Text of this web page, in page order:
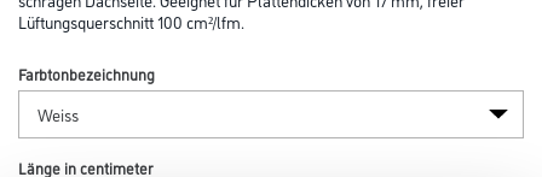
Lüftungsquerschnitt 100 cm²/lfm.
Farbtonbezeichnung
Länge in centimeter